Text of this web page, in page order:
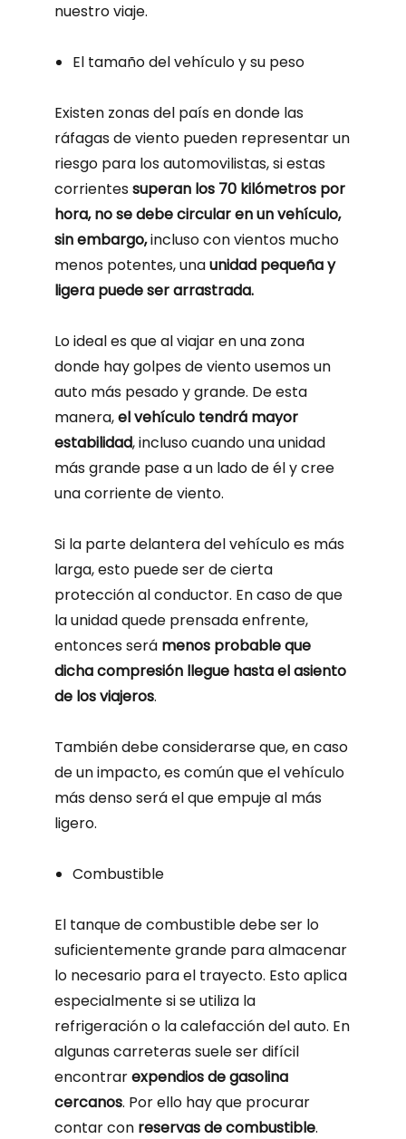
nuestro viaje.
El tamaño del vehículo y su peso
Existen zonas del país en donde las
ráfagas de viento pueden representar un
riesgo para los automovilistas, si estas
corrientessuperan los 70 kilómetros por
hora, no se debe circular en un vehículo,
sin embargo,incluso con vientos mucho
menos potentes, unaunidad pequeña y
ligera puede ser arrastrada.
Lo ideal es que al viajar en una zona
donde hay golpes de viento usemos un
auto más pesado y grande. De esta
manera,el vehículo tendrá mayor
estabilidad, incluso cuando una unidad
más grande pase a un lado de él y cree
una corriente de viento.
Si la parte delantera del vehículo es más
larga, esto puede ser de cierta
protección al conductor. En caso de que
la unidad quede prensada enfrente,
entonces será menos probable que
dicha compresión llegue hasta el asiento
de los viajeros.
También debe considerarse que, en caso
de un impacto, es común que el vehículo
más denso será el que empuje al más
ligero.
Combustible
El tanque de combustible debe ser lo
suficientemente grande para almacenar
lo necesario para el trayecto. Esto aplica
especialmente si se utiliza la
refrigeración o la calefacción del auto. En
algunas carreteras suele ser difícil
encontrarexpendios de gasolina
cercanos. Por ello hay que procurar
contar conreservas de combustible.